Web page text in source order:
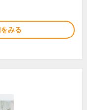
みる